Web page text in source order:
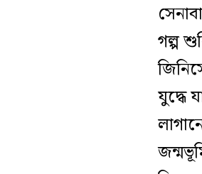
গল্প
যুদ্ধে